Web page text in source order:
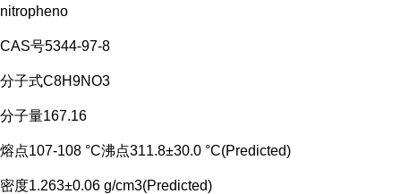
nitropheno
CAS号5344-97-8
分子式C8H9NO3
分子量167.16
熔点107-108 °C沸点311.8±30.0 °C(Predicted)
密度1.263±0.06 g/cm3(Predicted)